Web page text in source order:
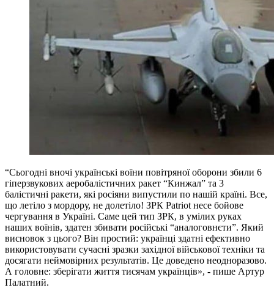
“Сьогодні вночі українські воїни повітряної оборони збили 6
гіперзвукових аеробалістичних ракет “Кинжал” та 3
балістичні ракети, які росіяни випустили по нашій країні. Все,
що летіло з мордору, не долетіло! ЗРК Patriot несе бойове
чергування в Україні. Саме цей тип ЗРК, в умілих руках
наших воїнів, здатен збивати російські “аналоговнєти”. Який
висновок з цього? Він простий: українці здатні ефективно
використовувати сучасні зразки західної військової техніки та
досягати неймовірних результатів. Це доведено неодноразово.
А головне: зберігати життя тисячам українців», - пише Артур
Палатний.